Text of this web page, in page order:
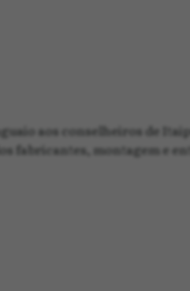
aos conselheiros de
fabricantes, montagem e